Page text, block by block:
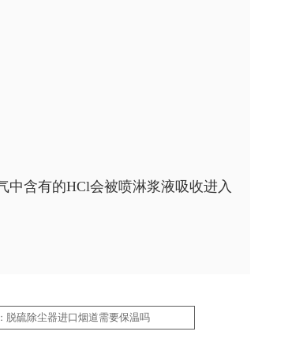
含有的HCl会被喷淋浆液吸收进入
脱硫除尘器进口烟道需要保温吗